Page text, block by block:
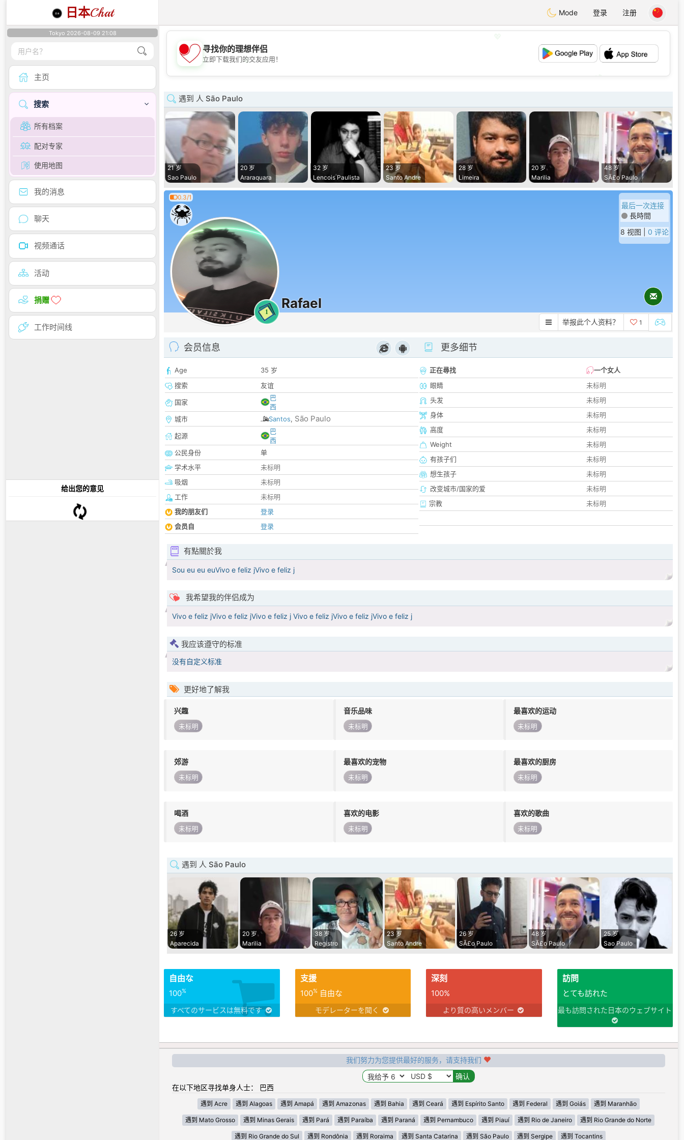
日本Chat Mode 登录 注册
Tokyo 2026-08-09 21:08
主页
搜索
所有档案
配对专家
使用地图
我的消息
聊天
视频通话
活动
捐赠
工作时间线
给出您的意见
💖
💕
寻找你的理想伴侣
立即下载我们的交友应用！
遇到 人 São Paulo
21 岁
Sao Paulo
20 岁
Araraquara
32 岁
Lencois Paulista
23 岁
Santo Andre
28 岁
Limeira
20 岁
Marilia
48 岁
SÃ£o Paulo
0.3/1
1
Rafael
最后一次连接
長時間
8 视图 | 0 评论
举报此个人资料？ 1
会员信息
Age
35 岁
搜索
友谊
国家
巴
西
城市
Santos, São Paulo
起源
巴
西
公民身份
单
学术水平
未标明
吸烟
未标明
工作
未标明
我的朋友们
登录
会员自
登录
更多细节
正在尋找
一个女人
眼睛
未标明
头发
未标明
身体
未标明
高度
未标明
Weight
未标明
有孩子们
未标明
想生孩子
未标明
改变城市/国家的爱
未标明
宗教
未标明
有點關於我
Sou eu eu euVivo e feliz jVivo e feliz j
我希望我的伴侣成为
Vivo e feliz jVivo e feliz jVivo e feliz j Vivo e feliz jVivo e feliz jVivo e feliz j
我应该遵守的标准
没有自定义标准
更好地了解我
兴趣
未标明
音乐品味
未标明
最喜欢的运动
未标明
郊游
未标明
最喜欢的宠物
未标明
最喜欢的厨房
未标明
喝酒
未标明
喜欢的电影
未标明
喜欢的歌曲
未标明
遇到 人 São Paulo
26 岁
Aparecida
20 岁
Marilia
38 岁
Registro
23 岁
Santo Andre
26 岁
SÃ£o Paulo
48 岁
SÃ£o Paulo
25 岁
Sao Paulo
自由な
100%
すべてのサービスは無料です
支援
100%自由な
モデレーターを聞く
深刻
100%
より質の高いメンバー
訪問
とても訪れた
最も訪問された日本のウェブサイト
我们努力为您提供最好的服务，请支持我们
在以下地区寻找单身人士： 巴西
遇到 Acre 遇到 Alagoas 遇到 Amapá 遇到 Amazonas 遇到 Bahia 遇到 Ceará 遇到 Espírito Santo 遇到 Federal 遇到 Goiás 遇到 Maranhão
遇到 Mato Grosso 遇到 Minas Gerais 遇到 Pará 遇到 Paraíba 遇到 Paraná 遇到 Pernambuco 遇到 Piauí 遇到 Rio de Janeiro 遇到 Rio Grande do Norte
遇到 Rio Grande do Sul 遇到 Rondônia 遇到 Roraima 遇到 Santa Catarina 遇到 São Paulo 遇到 Sergipe 遇到 Tocantins